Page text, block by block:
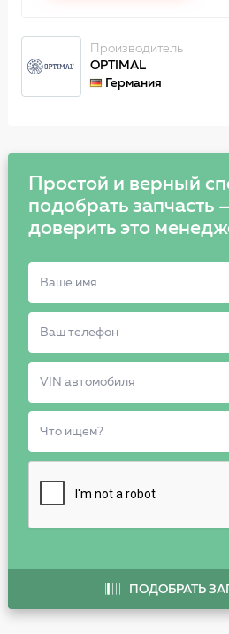
Производитель
OPTIMAL
Германия
Простой и верный
подобрать запчасть
доверить это
ПОДОБРАТЬ